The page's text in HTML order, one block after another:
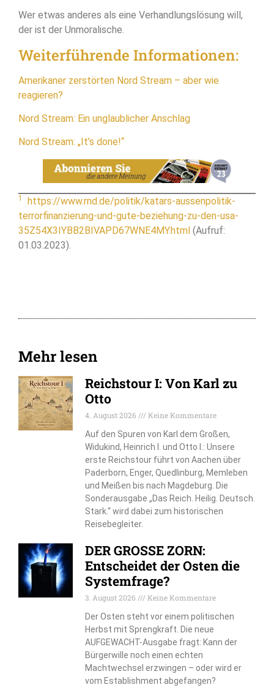
Wer etwas anderes als eine Verhandlungslösung will,
der ist der Unmoralische.
Weiterführende Informationen:
Amerikaner zerstörten Nord Stream – aber wie
reagieren?
Nord Stream: Ein unglaublicher Anschlag
Nord Stream: „It’s done!“
1
https://www.rnd.de/politik/katars-aussenpolitik-
terrorfinanzierung-und-gute-beziehung-zu-den-usa-
35Z54X3IYBB2BIVAPD67WNE4MY.html (Aufruf:
01.03.2023).
Mehr lesen
Reichstour I: Von Karl zu
Otto
4. August 2026
Keine Kommentare
Auf den Spuren von Karl dem Großen,
Widukind, Heinrich I. und Otto I.: Unsere
erste Reichstour führt von Aachen über
Paderborn, Enger, Quedlinburg, Memleben
und Meißen bis nach Magdeburg. Die
Sonderausgabe „Das Reich. Heilig. Deutsch.
Stark.“ wird dabei zum historischen
Reisebegleiter.
DER GROSSE ZORN:
Entscheidet der Osten die
Systemfrage?
3. August 2026
Keine Kommentare
Der Osten steht vor einem politischen
Herbst mit Sprengkraft. Die neue
AUFGEWACHT-Ausgabe fragt: Kann der
Bürgerwille noch einen echten
Machtwechsel erzwingen – oder wird er
vom Establishment abgefangen?